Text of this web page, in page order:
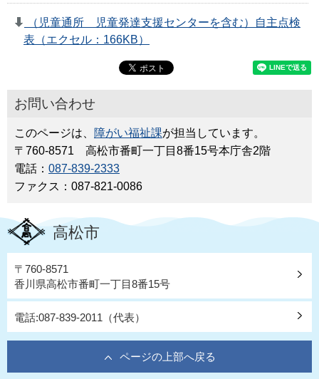
（児童通所 児童発達支援センターを含む）自主点検
表（エクセル：166KB）
お問い合わせ
このページは、 障がい福祉課が担当しています。
〒760-8571 高松市番町一丁目8番15号本庁舎2階
電話： 087-839-2333
ファクス：087-821-0086
高松市
〒760-8571
香川県高松市番町一丁目8番15号
電話:087-839-2011（代表）
ページの上部へ戻る